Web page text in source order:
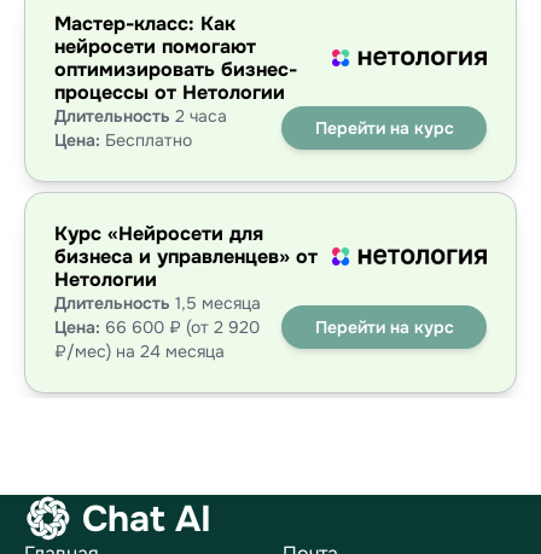
Мастер-класс: Как
нейросети помогают
оптимизировать бизнес-
процессы от Нетологии
Длительность 2 часа
Цена: Бесплатно
Перейти на курс
Курс «Нейросети для
бизнеса и управленцев» от
Нетологии
Длительность 1,5 месяца
Цена: 66 600 ₽ (от 2 920
₽/мес) на 24 месяца
Перейти на курс
Chat AI